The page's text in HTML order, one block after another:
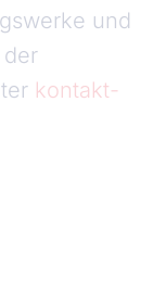
und
kontakt-